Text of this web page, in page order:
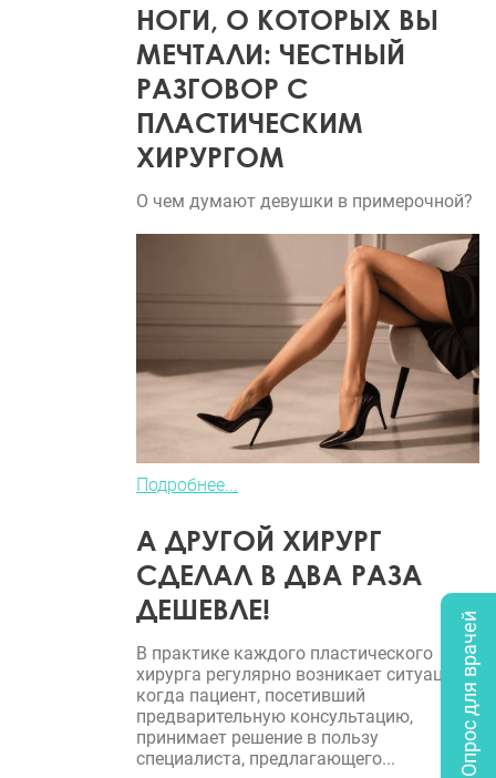
НОГИ, О КОТОРЫХ ВЫ
МЕЧТАЛИ: ЧЕСТНЫЙ
РАЗГОВОР С
ПЛАСТИЧЕСКИМ
ХИРУРГОМ
О чем думают девушки в примерочной?
Подробнее...
А ДРУГОЙ ХИРУРГ
СДЕЛАЛ В ДВА РАЗА
ДЕШЕВЛЕ!
В практике каждого пластического
хирурга регулярно возникает ситуация,
когда пациент, посетивший
предварительную консультацию,
принимает решение в пользу
специалиста, предлагающего...
Опрос для врачей